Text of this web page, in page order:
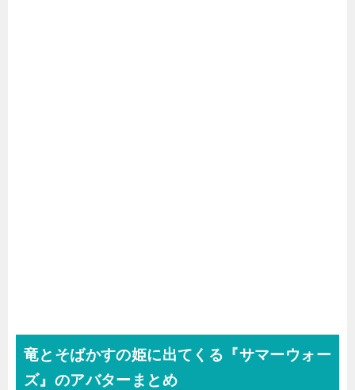
竜とそばかすの姫に出てくる『サマーウォー
ズ』のアバターまとめ